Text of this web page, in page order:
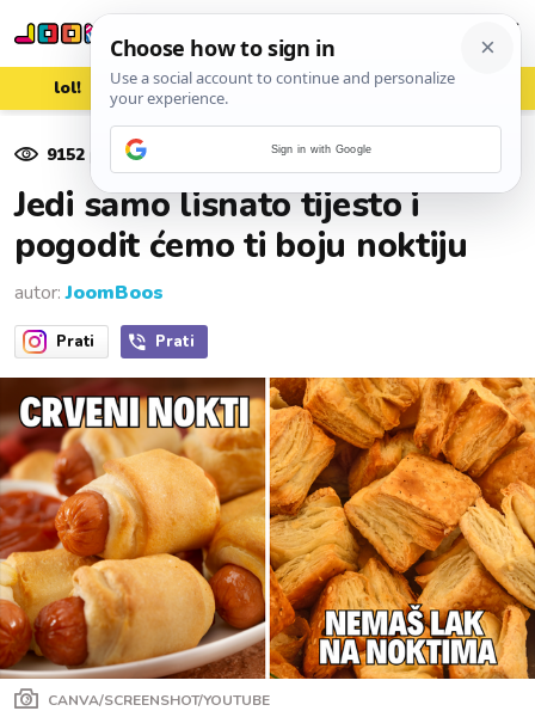
lol! aww vrh! woot?!
9152 pregleda
Jedi samo lisnato tijesto i
pogodit ćemo ti boju noktiju
autor:JoomBoos
Prati Prati
CANVA/SCREENSHOT/YOUTUBE
Sign in with Google